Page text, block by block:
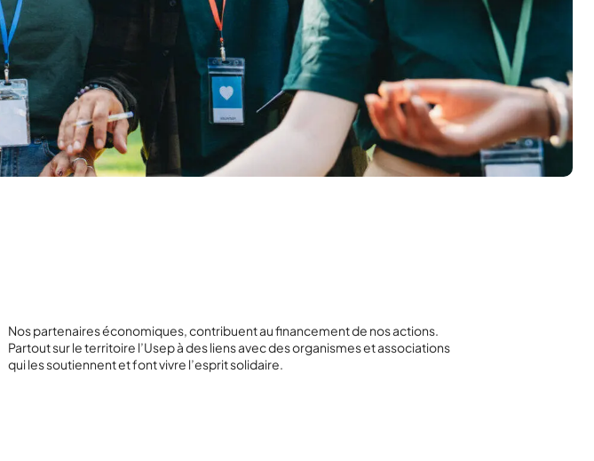
Nos partenaires économiques, contribuent au financement de nos actions.
Partout sur le territoire l’Usep à des liens avec des organismes et associations
qui les soutiennent et font vivre l’esprit solidaire.